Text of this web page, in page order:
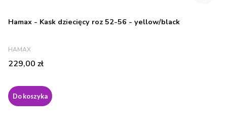
Hamax - Kask dziecięcy roz 52-56 - yellow/black
PRODUCENT
HAMAX
Cena
229,00 zł
Do koszyka